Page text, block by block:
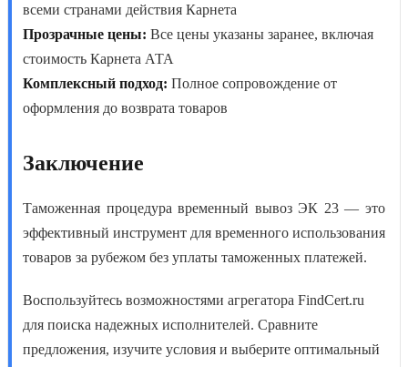
всеми странами действия Карнета
Прозрачные цены: Все цены указаны заранее, включая
стоимость Карнета АТА
Комплексный подход: Полное сопровождение от
оформления до возврата товаров
Заключение
Таможенная процедура временный вывоз ЭК 23— это
эффективный инструмент для временного использования
товаров за рубежом без уплаты таможенных платежей.
Воспользуйтесь возможностями агрегатора FindCert.ru
для поиска надежных исполнителей. Сравните
предложения, изучите условия и выберите оптимальный